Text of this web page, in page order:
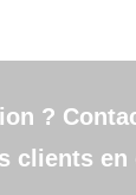
?
clients